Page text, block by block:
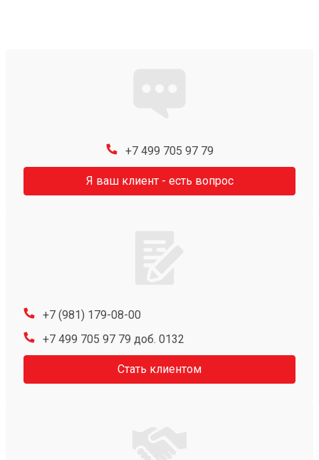
+7 499 705 97 79
Я ваш клиент - есть вопрос
+7 (981) 179-08-00
+7 499 705 97 79 доб. 0132
Стать клиентом